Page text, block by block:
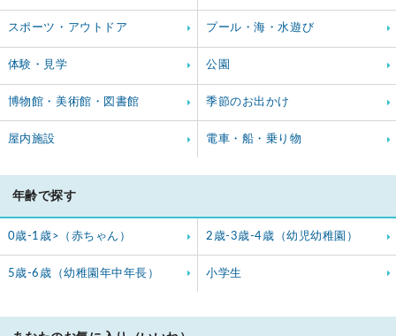
スポーツ・アウトドア プール・海・水遊び
体験・見学 公園
博物館・美術館・図書館 季節のお出かけ
屋内施設 電車・船・乗り物
年齢で探す
0歳-1歳>（赤ちゃん） 2歳-3歳-4歳（幼児幼稚園）
5歳-6歳（幼稚園年中年長） 小学生